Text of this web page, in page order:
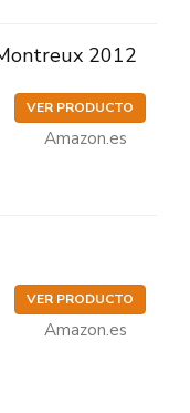
2012
VER PRODUCTO
Amazon.es
VER PRODUCTO
Amazon.es